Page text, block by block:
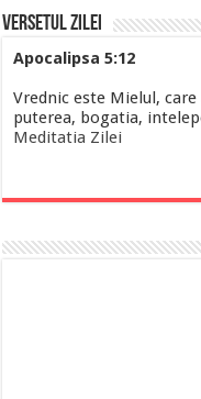
Versetul Zilei
Apocalipsa 5:12
Vrednic este Mielul,
puterea, bogatia,
Meditatia Zilei